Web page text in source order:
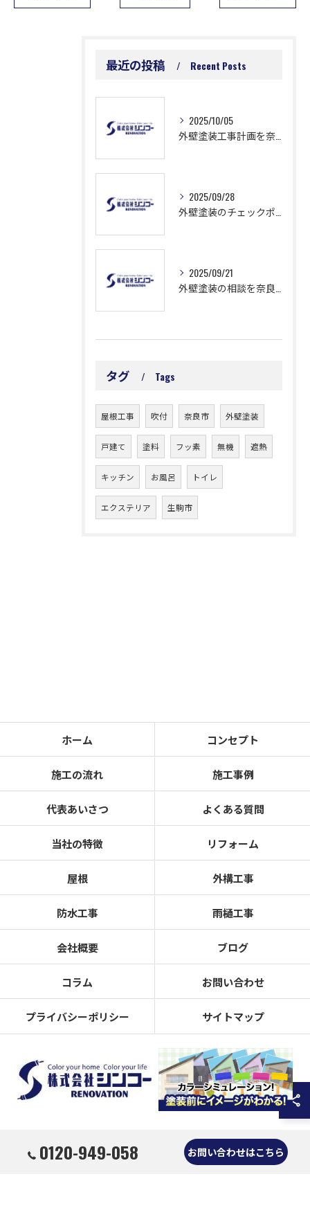
最近の投稿 Recent Posts
2025/10/05
外壁塗装工事計画を奈良県奈良市二条町で成功させるための補助金や費用節約の最新ガイド
2025/09/28
外壁塗装のチェックポイント徹底解説と失敗しない業者選びのコツ
2025/09/21
外壁塗装の相談を奈良県奈良市福智院町で安心して進めるための費用と業者選びのポイント
タグ Tags
屋根工事 吹付 奈良市 外壁塗装
戸建て 塗料 フッ素 無機 遮熱
キッチン お風呂 トイレ
エクステリア 生駒市
0120-949-058 お問い合わせはこちら
ホーム コンセプト
施工の流れ 施工事例
代表あいさつ よくある質問
当社の特徴 リフォーム
屋根 外構工事
防水工事 雨樋工事
会社概要 ブログ
コラム お問い合わせ
プライバシーポリシー サイトマップ
© 2026 奈良県奈良市の外壁塗装なら株式会社シンコーリノベーション ALL RIGHTS